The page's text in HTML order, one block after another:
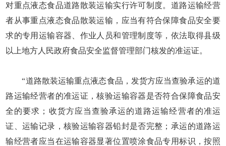
对重点液态食品道路散装运输实行许可制度。道路运输经营
者从事重点液态食品散装运输，应当有符合保障食品安全要
求的专用运输容器、作业人员和管理制度等，依法取得县级
以上地方人民政府食品安全监督管理部门核发的准运证。
“道路散装运输重点液态食品，发货方应当查验承运的道
路运输经营者的准运证，核验运输容器是否符合保障食品安
全的要求；收货方应当查验承运的道路运输经营者的准运
证、运输记录，核验运输容器铅封是否完整；承运的道路运
输经营者应当在运输容器显著位置喷涂食品专用标识，按照